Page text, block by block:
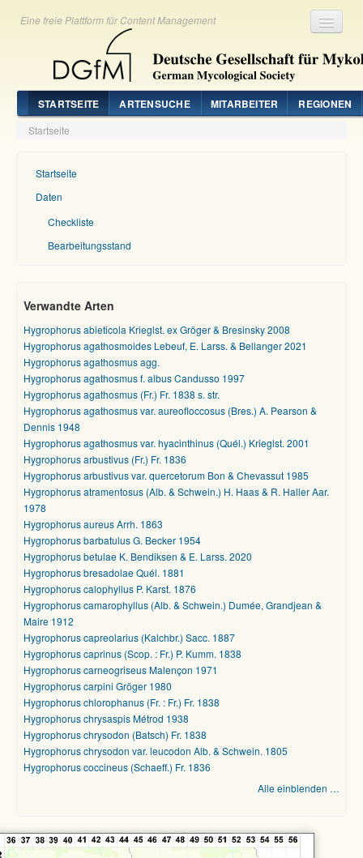
Eine freie Plattform für Content Management
STARTSEITE ARTENSUCHE MITARBEITER REGIONEN
Startseite
Startseite
Daten
Checkliste
Bearbeitungsstand
Verwandte Arten
Hygrophorus abieticola Krieglst. ex Gröger & Bresinsky 2008
Hygrophorus agathosmoides Lebeuf, E. Larss. & Bellanger 2021
Hygrophorus agathosmus agg.
Hygrophorus agathosmus f. albus Candusso 1997
Hygrophorus agathosmus (Fr.) Fr. 1838 s. str.
Hygrophorus agathosmus var. aureofloccosus (Bres.) A. Pearson &
Dennis 1948
Hygrophorus agathosmus var. hyacinthinus (Quél.) Krieglst. 2001
Hygrophorus arbustivus (Fr.) Fr. 1836
Hygrophorus arbustivus var. quercetorum Bon & Chevassut 1985
Hygrophorus atramentosus (Alb. & Schwein.) H. Haas & R. Haller Aar.
1978
Hygrophorus aureus Arrh. 1863
Hygrophorus barbatulus G. Becker 1954
Hygrophorus betulae K. Bendiksen & E. Larss. 2020
Hygrophorus bresadolae Quél. 1881
Hygrophorus calophyllus P. Karst. 1876
Hygrophorus camarophyllus (Alb. & Schwein.) Dumée, Grandjean &
Maire 1912
Hygrophorus capreolarius (Kalchbr.) Sacc. 1887
Hygrophorus caprinus (Scop. : Fr.) P. Kumm. 1838
Hygrophorus carneogriseus Malençon 1971
Hygrophorus carpini Gröger 1980
Hygrophorus chlorophanus (Fr. : Fr.) Fr. 1838
Hygrophorus chrysaspis Métrod 1938
Hygrophorus chrysodon (Batsch) Fr. 1838
Hygrophorus chrysodon var. leucodon Alb. & Schwein. 1805
Hygrophorus coccineus (Schaeff.) Fr. 1836
Alle einblenden …